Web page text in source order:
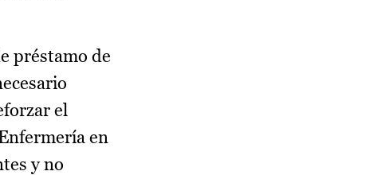
préstamo de
el
en
y no